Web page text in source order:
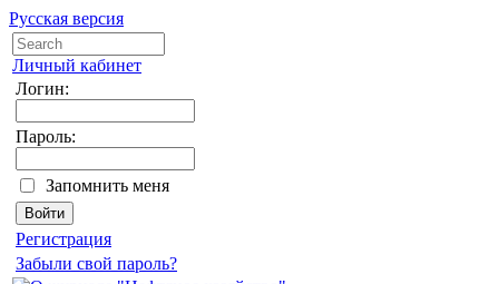
Русская версия
Личный кабинет
Логин:
Пароль:
Запомнить меня
Регистрация
Забыли свой пароль?